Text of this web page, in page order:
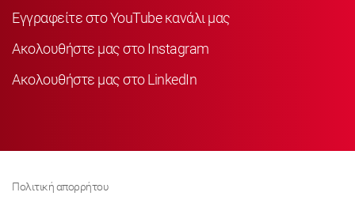
Εγγραφείτε στο YouTube κανάλι μας
Ακολουθήστε μας στο Instagram
Ακολουθήστε μας στο LinkedIn
Πολιτική απορρήτου